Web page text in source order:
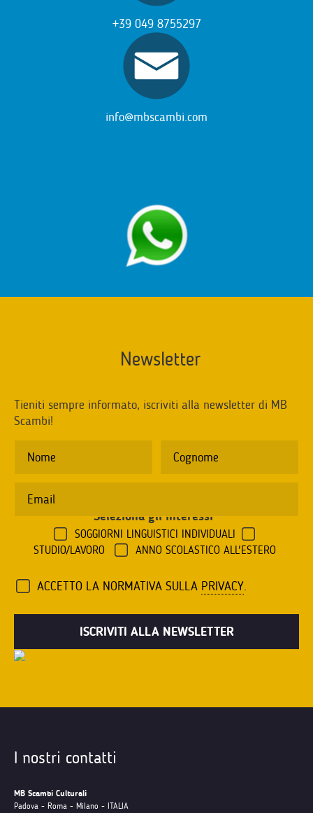
+39 049 8755297
info@mbscambi.com
Newsletter
Tieniti sempre informato, iscriviti alla newsletter di MB
Scambi!
Seleziona gli interessi
SOGGIORNI LINGUISTICI INDIVIDUALI
STUDIO/LAVORO
ANNO SCOLASTICO ALL'ESTERO
ACCETTO LA NORMATIVA SULLA PRIVACY.
I nostri contatti
MB Scambi Culturali
Padova - Roma - Milano - ITALIA